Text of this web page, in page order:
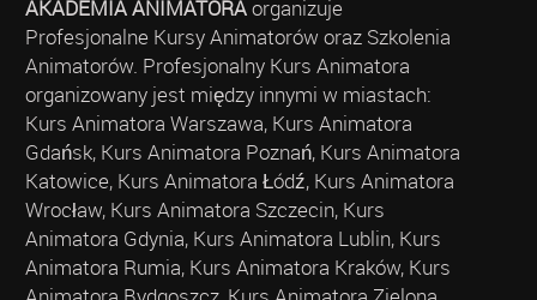
AKADEMIA ANIMATORAorganizuje
Profesjonalne Kursy Animatorów oraz Szkolenia
Animatorów. Profesjonalny Kurs Animatora
organizowany jest między innymi w miastach:
Kurs Animatora Warszawa, Kurs Animatora
Gdańsk, Kurs Animatora Poznań, Kurs Animatora
Katowice, Kurs Animatora Łódź, Kurs Animatora
Wrocław, Kurs Animatora Szczecin, Kurs
Animatora Gdynia, Kurs Animatora Lublin, Kurs
Animatora Rumia, Kurs Animatora Kraków, Kurs